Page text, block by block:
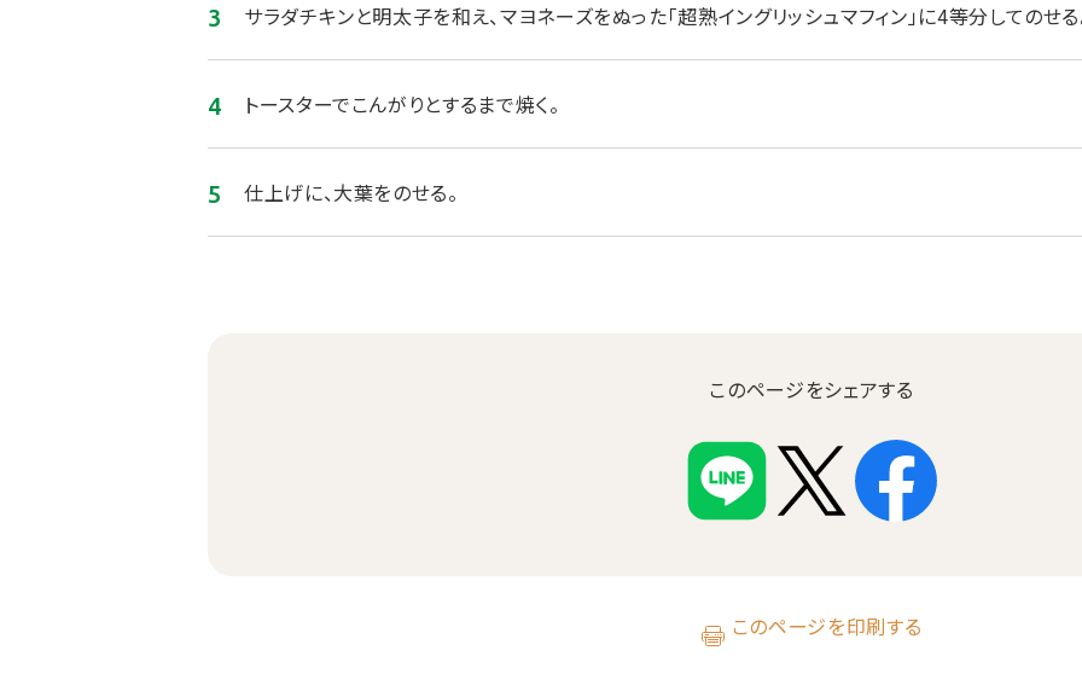
サラダチキンと明太子を和え、マヨネーズをぬった「超熟イングリッシュマフィン」に4等分してのせる
トースターでこんがりとするまで焼く。
仕上げに、大葉をのせる。
このページをシェアする
このページを印刷する